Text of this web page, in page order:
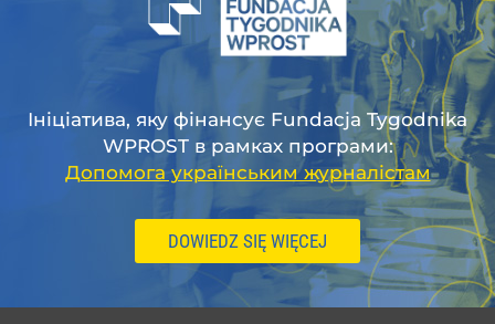
Ініціатива, яку фінансує Fundacja Tygodnika
WPROST в рамках програми:
Допомога українським журналістам
DOWIEDZ SIĘ WIĘCEJ